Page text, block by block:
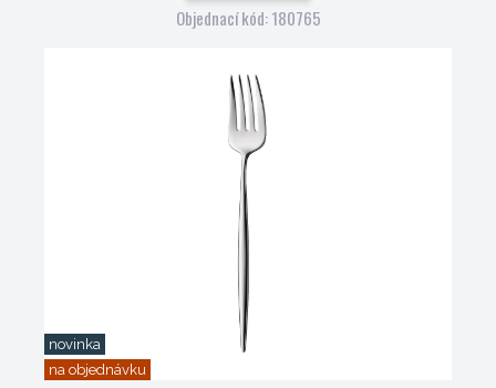
Objednací kód: 180765
novinka
na objednávku